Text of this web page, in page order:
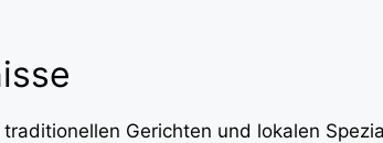
Gerichten und lokalen